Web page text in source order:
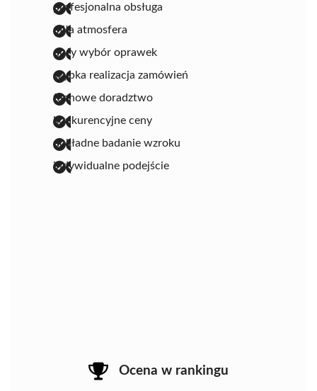
profesjonalna obsługa
miła atmosfera
duży wybór oprawek
szybka realizacja zamówień
fachowe doradztwo
konkurencyjne ceny
dokładne badanie wzroku
indywidualne podejście
Ocena w rankingu